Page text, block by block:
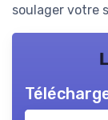
soulager votre